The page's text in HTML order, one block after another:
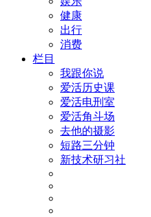
健康
出行
消费
栏目
我跟你说
爱活历史课
爱活电刑室
爱活角斗场
去他的摄影
短路三分钟
新技术研习社